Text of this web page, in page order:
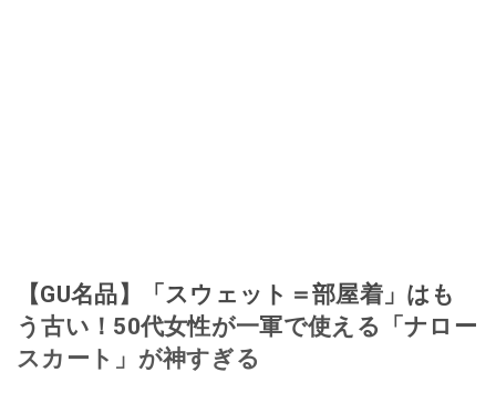
【GU名品】「スウェット＝部屋着」はも
う古い！50代女性が一軍で使える「ナロー
スカート」が神すぎる